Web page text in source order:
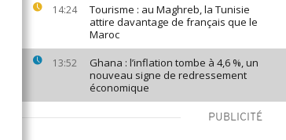
14:24
Tourisme : au Maghreb, la Tunisie
attire davantage de français que le
Maroc
13:52
Ghana : l’inflation tombe à 4,6 %, un
nouveau signe de redressement
économique
PUBLICITÉ